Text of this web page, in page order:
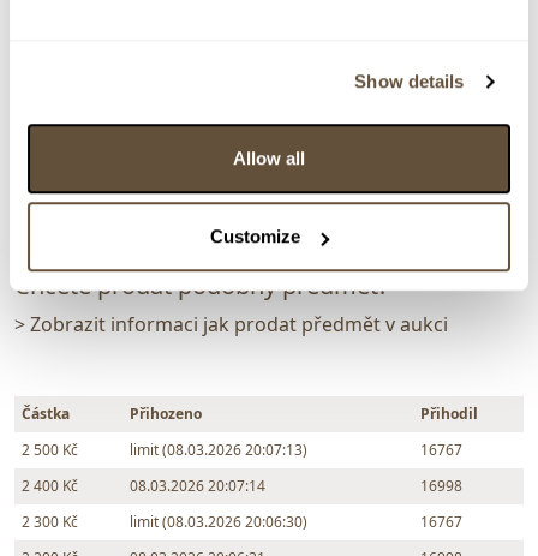
Show details
Allow all
Customize
1 000 Kč
vydraženo za:
2 500 Kč
Chcete prodat podobný předmět?
> Zobrazit informaci jak prodat předmět v aukci
Částka Přihozeno
Přihodil
2 500 Kč
limit (08.03.2026 20:07:13)
16767
2 400 Kč
08.03.2026 20:07:14
16998
2 300 Kč
limit (08.03.2026 20:06:30)
16767